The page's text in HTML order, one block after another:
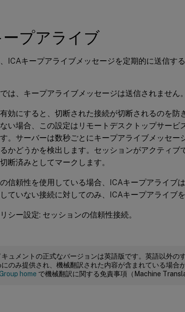
ープアライブ
ICAキープアライブメッセージを定期的に送信す
は、キープアライブメッセージは送信されません。
効にすると、切断された接続が切断されるのを防
い場合、この設定はリモートデスクトップサービ
。サーバーは数秒ごとにキープアライブメッセー
かどうかを検出します。セッションがアクティブ
断済みとしてマークします。
信頼性を使用している場合、ICAキープアライブ
ていない接続に対してのみ、ICAキープアライブ
シー設定: セッションの信頼性接続。
キュメントの正式なバージョンは英語版です。英語以外の
のみ提供され、機械翻訳された内容が含まれている場合
home で機械翻訳に関する免責事項（Machine